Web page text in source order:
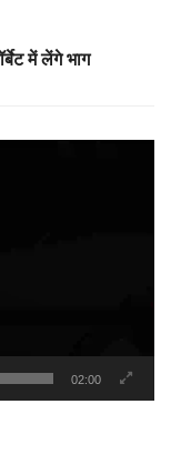
में लेंगे भाग
02:00